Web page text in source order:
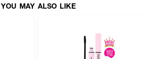
YOU MAY ALSO LIKE